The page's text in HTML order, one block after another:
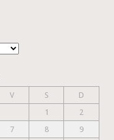
V S
D
1
2
7 8
9